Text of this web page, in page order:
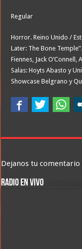
Regular
Horror. Reino Unido /
Later: The Bone
Fiennes, Jack
Salas: Hoyts Abasto y
Showcase Belgrano y
Dejanos tu comentario
RADIO EN VIVO